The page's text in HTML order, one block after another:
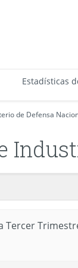
Estadísticas
de Defensa
Tercer